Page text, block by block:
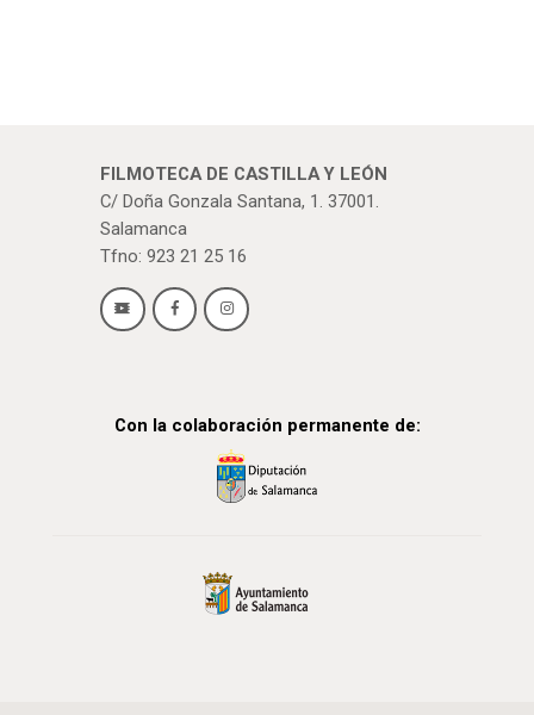
FILMOTECA DE CASTILLA Y LEÓN
C/ Doña Gonzala Santana, 1. 37001.
Salamanca
Tfno: 923 21 25 16
Con la colaboración permanente de: